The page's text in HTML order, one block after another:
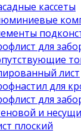
кассеты
для
лист
для
для
и
плоский